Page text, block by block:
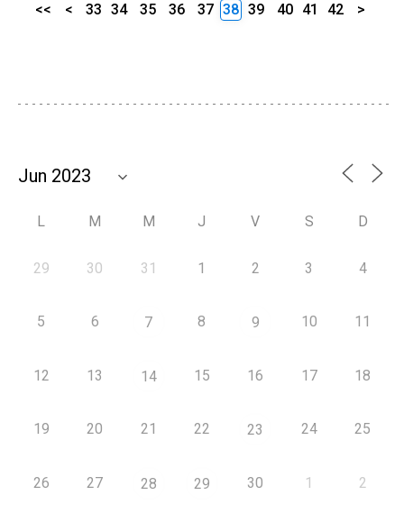
<< < 33 34 35 36 37 38 39 40 41 42 >
L M M J V S D
29 30 31 1 2 3 4
5 6 7 8 9 10 11
12 13 14 15 16 17 18
19 20 21 22 23 24 25
26 27 28 29 30 1 2